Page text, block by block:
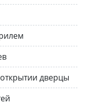
дверцы